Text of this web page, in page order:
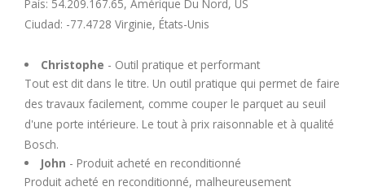
País: 54.209.167.65, Amérique Du Nord, US
Ciudad: -77.4728 Virginie, États-Unis
Christophe - Outil pratique et performant
Tout est dit dans le titre. Un outil pratique qui permet de faire
des travaux facilement, comme couper le parquet au seuil
d'une porte intérieure. Le tout à prix raisonnable et à qualité
Bosch.
John - Produit acheté en reconditionné
Produit acheté en reconditionné, malheureusement